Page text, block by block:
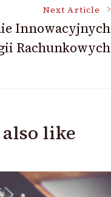
Next Article
Innowacyjnych
Rachunkowych
like